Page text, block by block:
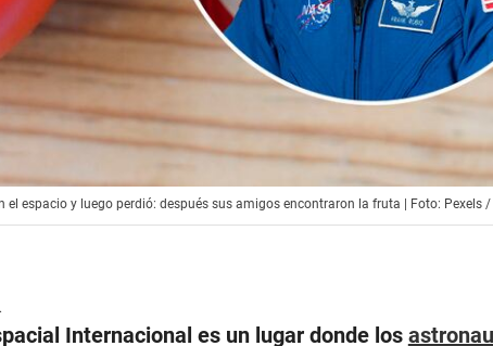
espacio y luego perdió: después sus amigos encontraron la fruta | Foto: Pexels /
Internacional es un lugar donde los